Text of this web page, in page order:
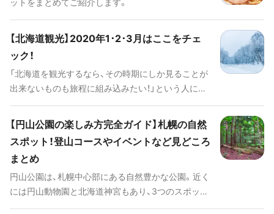
ットをまとめてご紹介します。
【北海道観光】2020年1･2･3月はここをチェ
ック！
「北海道を観光するなら、その時期にしか見ることが
出来ないものも旅程に組み込みたい！」という人に向
の記事を参考にプランを立ててみてくださいね。
【円山公園の楽しみ方完全ガイド】札幌の自然
スポット！登山コースやイベントなど見どころ
まとめ
円山公園は、札幌中心部にある自然豊かな公園。近く
には円山動物園と北海道神宮もあり、3つのスポット